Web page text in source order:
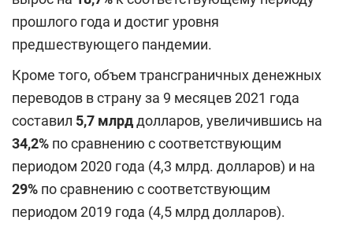
прошлого года и достиг уровня
предшествующего пандемии.
Кроме того, объем трансграничных денежных
переводов в страну за 9 месяцев 2021 года
составил 5,7 млрддолларов, увеличившись на
34,2% по сравнению с соответствующим
периодом 2020 года (4,3 млрд. долларов) и на
29% по сравнению с соответствующим
периодом 2019 года (4,5 млрд долларов).